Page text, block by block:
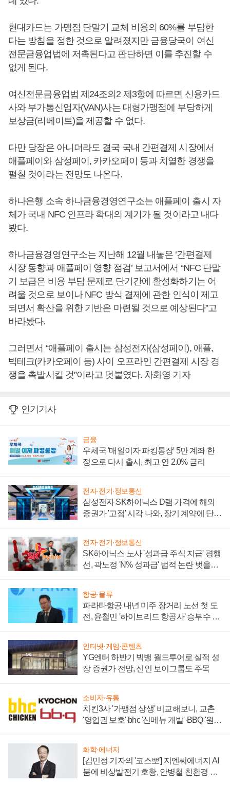
현대카드는 가맹점 단말기 교체 비용의 60%를 부담한
다는 방침을 정한 것으로 알려졌지만 금융당국이 여신
전문금융업법에 저촉된다고 판단하면 이를 추진할 수
없게 된다.
여신전문금융업법 제24조의2 제3항에 따르면 신용카드
사와 부가통신업자(VAN)사는 대형가맹점에 부당하게
보상금(리베이트)을 제공할 수 없다.
다만 당장은 아니더라도 결국 국내 간편결제 시장에서
애플페이와 삼성페이, 카카오페이 등과 치열한 경쟁을
펼칠 것이라는 전망도 나온다.
하나은행 소속 하나금융경영연구소는 애플페이 출시 자
체가 국내 NFC 인프라 확대의 계기가 될 것이라고 내다
봤다.
하나금융경영연구소는 지난해 12월 내놓은 ‘간편결제
시장 동향과 애플페이 영향 점검’ 보고서에서 “NFC 단말
기 보급은 비용 부담 문제로 단기간에 활성화하기는 어
려울 것으로 보이나 NFC 방식 결제에 관한 인식이 제고
되면서 확산을 위한 기반은 마련될 것으로 예상된다”고
바라봤다.
그러면서 “애플페이 출시는 삼성전자(삼성페이), 애플,
빅테크(카카오페이 등) 사이 오프라인 간편결제 시장 경
쟁을 촉발시킬 것”이라고 덧붙였다. 차화영 기자
인기기사
금융
우체국 '매일이자 파킹통장' 5만 계좌 한
정으로 다시 출시, 최고 연 2.0% 금리
전자·전기·정보통신
삼성전자 SK하이닉스 D램 가격에 해외
증권가 '고점' 시각 나와, 장기 계약에 단점
전자·전기·정보통신
SK하이닉스 노사 '성과급 주식 지급' 평행
선, 곽노정 'N% 성과급' 법적 논란 벗을지
항공·물류
파라타항공 내년 미주 장거리 노선 첫 도
전, 윤철민 '하이브리드 항공사' 승부수 통
인터넷·게임·콘텐츠
YG엔터 하반기 빅뱅 월드투어로 실적 성
장 증권가 전망, 신인 보이그룹도 주목
소비자·유통
치킨3사 '가맹점 상생' 비교해보니, 교촌
'영업권 보호'·bhc '신메뉴 개발'·BBQ '원가
화학·에너지
[김민정 기자의 '코스뽀'] 지엔씨에너지 AI
붐에 비상발전기 호황, 안병철 친환경 에